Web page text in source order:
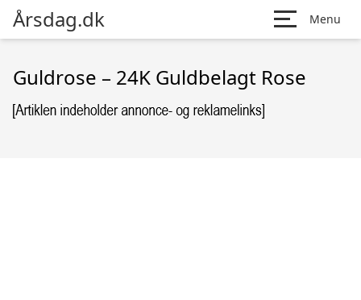
Årsdag.dk Menu
Guldrose – 24K Guldbelagt Rose